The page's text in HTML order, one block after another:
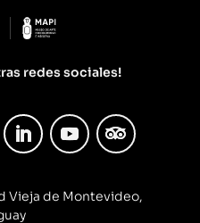
redes sociales!
Vieja de Montevideo,